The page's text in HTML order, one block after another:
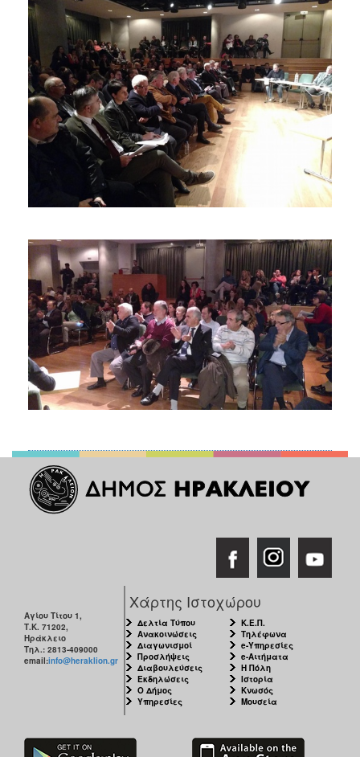
Αγίου Τίτου 1,
Τ.Κ. 71202,
Ηράκλειο
Τηλ.: 2813-409000
email:info@heraklion.gr
Χάρτης Ιστοχώρου
Δελτία Τύπου
Ανακοινώσεις
Διαγωνισμοί
Προσλήψεις
Διαβουλεύσεις
Εκδηλώσεις
Ο Δήμος
Υπηρεσίες
Κ.Ε.Π.
Τηλέφωνα
e-Υπηρεσίες
e-Αιτήματα
Η Πόλη
Ιστορία
Κνωσός
Μουσεία